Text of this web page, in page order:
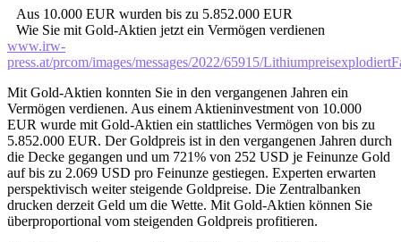
Aus 10.000 EUR wurden bis zu 5.852.000 EUR
Wie Sie mit Gold-Aktien jetzt ein Vermögen verdienen
www.irw-
press.at/prcom/images/messages/2022/65915/
Mit Gold-Aktien konnten Sie in den vergangenen Jahren ein
Vermögen verdienen. Aus einem Aktieninvestment von 10.000
EUR wurde mit Gold-Aktien ein stattliches Vermögen von bis zu
5.852.000 EUR. Der Goldpreis ist in den vergangenen Jahren durch
die Decke gegangen und um 721% von 252 USD je Feinunze Gold
auf bis zu 2.069 USD pro Feinunze gestiegen. Experten erwarten
perspektivisch weiter steigende Goldpreise. Die Zentralbanken
drucken derzeit Geld um die Wette. Mit Gold-Aktien können Sie
überproportional vom steigenden Goldpreis profitieren.